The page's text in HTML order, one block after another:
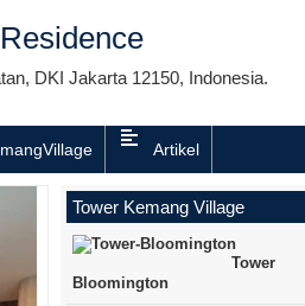
DKI Jakarta 12150, Indonesia.
Artikel
Tower Kemang Village
Tower
Bloomington